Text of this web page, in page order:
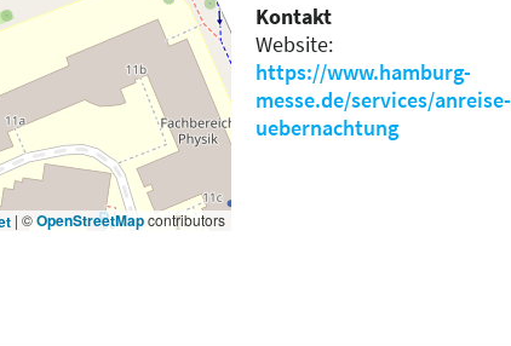
| ©OpenStreetMapcontributors
Kontakt
Website:
https://www.hamburg-
messe.de/services/anreise-
uebernachtung